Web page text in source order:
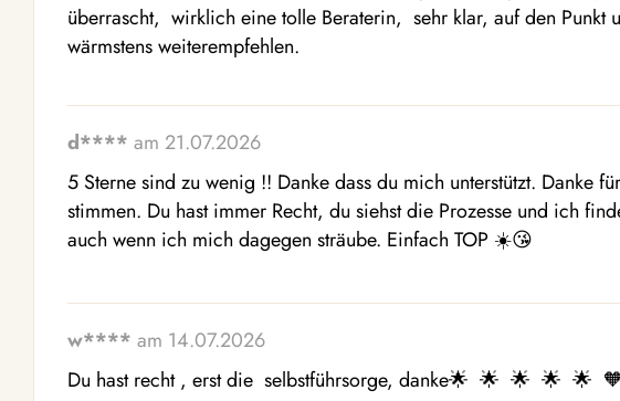
überrascht,  wirklich eine tolle Beraterin,  sehr klar, auf den
wärmstens weiterempfehlen.
d**** am 21.07.2026
5 Sterne sind zu wenig !! Danke dass du mich unterstützt. Danke
stimmen. Du hast immer Recht, du siehst die Prozesse und ich
auch wenn ich mich dagegen sträube. Einfach TOP ☀️😘
w**** am 14.07.2026
Du hast recht , erst die  selbstführsorge, danke🌟  🌟  🌟  🌟  🌟  🧡